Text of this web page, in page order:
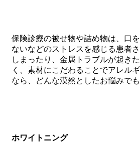
保険診療の被せ物や詰め物は、口
ないなどのストレスを感じる患者
しまったり、金属トラブルが起き
く、素材にこだわることでアレル
なら、どんな漠然としたお悩みで
ホワイトニング